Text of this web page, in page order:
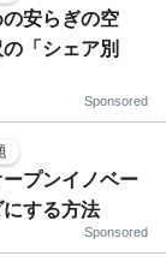
安らぎの空
「シェア別
Sponsored
プンイノベー
する方法
Sponsored